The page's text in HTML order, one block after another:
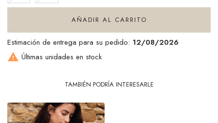
AÑADIR AL CARRITO
Estimación de entrega para su pedido: 12/08/2026
 Últimas unidades en stock
TAMBIÉN PODRÍA INTERESARLE